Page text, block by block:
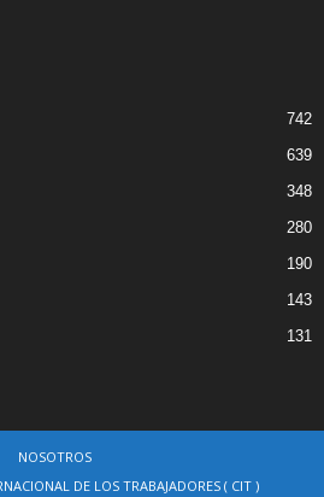
742
639
348
280
190
143
131
NOSOTROS
DE LOS TRABAJADORES ( CIT )